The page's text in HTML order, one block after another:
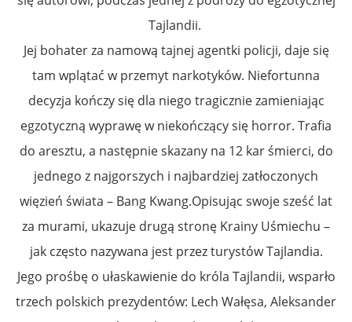
Tajlandii.
Jej bohater za namową tajnej agentki policji, daje się
tam wplątać w przemyt narkotyków. Niefortunna
decyzja kończy się dla niego tragicznie zamieniając
egzotyczną wyprawę w niekończący się horror. Trafia
do aresztu, a następnie skazany na 12 kar śmierci, do
jednego z najgorszych i najbardziej zatłoczonych
więzień świata – Bang Kwang.Opisując swoje sześć lat
za murami, ukazuje drugą stronę Krainy Uśmiechu –
jak często nazywana jest przez turystów Tajlandia.
Jego prośbę o ułaskawienie do króla Tajlandii, wsparło
trzech polskich prezydentów: Lech Wałęsa, Aleksander